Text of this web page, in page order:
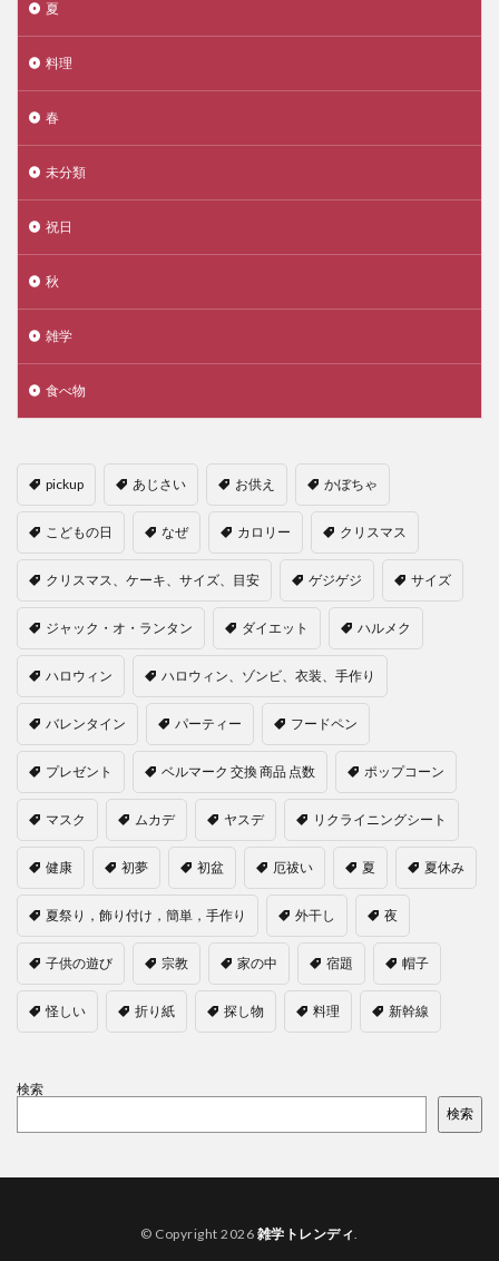
夏
料理
春
未分類
祝日
秋
雑学
食べ物
pickup あじさい お供え かぼちゃ
こどもの日 なぜ カロリー クリスマス
クリスマス、ケーキ、サイズ、目安 ゲジゲジ サイズ
ジャック・オ・ランタン ダイエット ハルメク
ハロウィン ハロウィン、ゾンビ、衣装、手作り
バレンタイン パーティー フードペン
プレゼント ベルマーク 交換 商品 点数 ポップコーン
マスク ムカデ ヤスデ リクライニングシート
健康 初夢 初盆 厄祓い 夏 夏休み
夏祭り，飾り付け，簡単，手作り 外干し 夜
子供の遊び 宗教 家の中 宿題 帽子
怪しい 折り紙 探し物 料理 新幹線
検索
検索
© Copyright 2026 雑学トレンディ